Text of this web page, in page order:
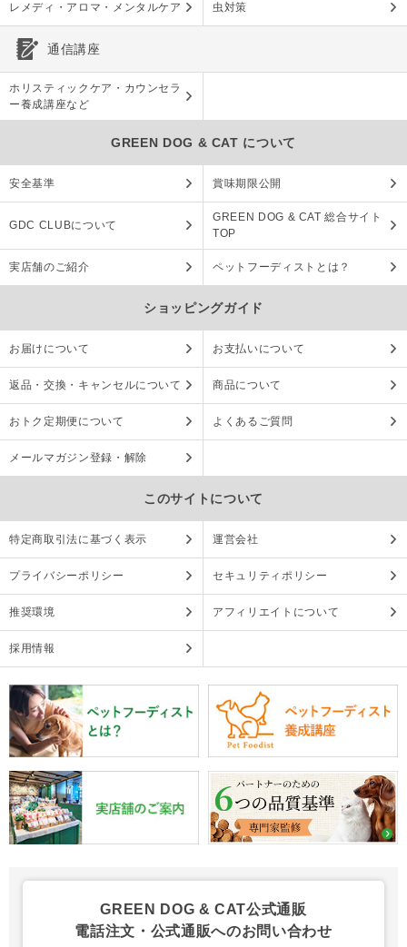
レメディ・アロマ・メンタルケア 虫対策
通信講座
ホリスティックケア・カウンセラ
ー養成講座など
GREEN DOG & CAT について
安全基準 賞味期限公開
GDC CLUBについて
GREEN DOG & CAT 総合サイト
TOP
実店舗のご紹介 ペットフーディストとは？
ショッピングガイド
お届けについて お支払いについて
返品・交換・キャンセルについて 商品について
おトク定期便について よくあるご質問
メールマガジン登録・解除
このサイトについて
特定商取引法に基づく表示 運営会社
プライバシーポリシー セキュリティポリシー
推奨環境 アフィリエイトについて
採用情報
GREEN DOG & CAT公式通販
電話注文・公式通販へのお問い合わせ